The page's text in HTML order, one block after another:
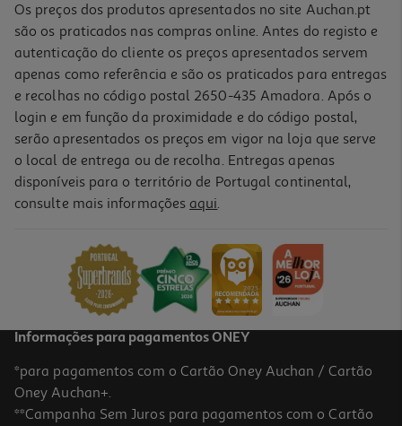
Os preços dos produtos apresentados no site Auchan.pt
são os praticados nas compras online. Antes do registo e
autenticação do cliente os preços apresentados servem
apenas como referência e são os praticados para entregas
e recolhas no código postal 2650-435 Amadora. Após o
login e em função da proximidade e do código postal,
serão apresentados os preços em vigor na loja que serve
o local de entrega ou de recolha. Entregas apenas
disponíveis para o território de Portugal continental,
consulte mais informações aqui.
Informações para pagamentos ONEY
*para pagamentos com o Cartão Oney Auchan / Cartão
Oney Auchan+.
**Campanha Sem Juros para pagamentos com o Cartão